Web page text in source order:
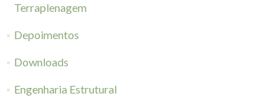
Terraplenagem
Depoimentos
Downloads
Engenharia Estrutural